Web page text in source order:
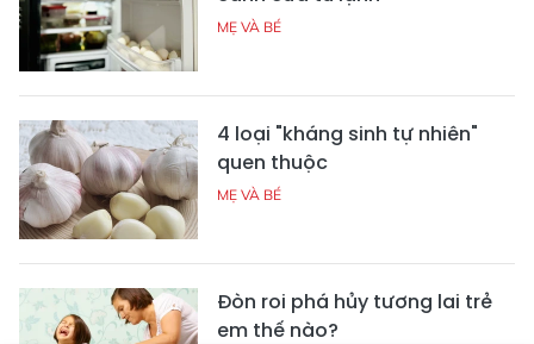
MẸ VÀ BÉ
4 loại "kháng sinh tự nhiên"
quen thuộc
MẸ VÀ BÉ
Đòn roi phá hủy tương lai trẻ
em thế nào?